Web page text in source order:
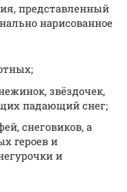
представленный
нарисованное
звёздочек,
падающий снег;
снеговиков, а
героев и
и